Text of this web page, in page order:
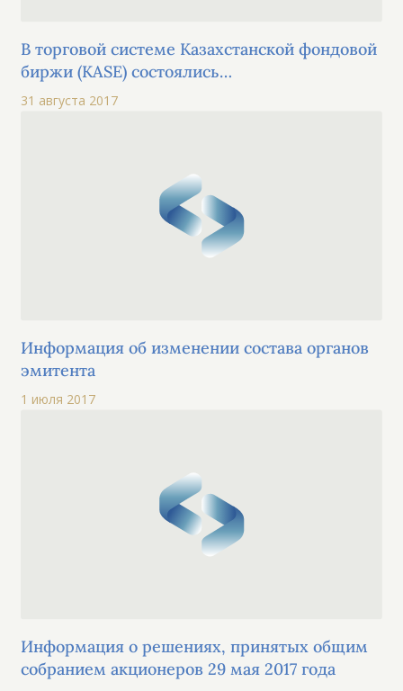
В торговой системе Казахстанской фондовой
биржи (KASE) состоялись
специализированные торги по размещению
31 августа 2017
Информация об изменении состава органов
эмитента
1 июля 2017
Информация о решениях, принятых общим
собранием акционеров 29 мая 2017 года